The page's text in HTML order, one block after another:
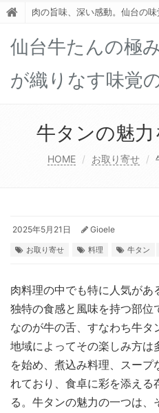
肉の旨味、深い感動。仙台の味
仙台牛たんの極
が織りなす味覚
牛タンの魅
HOME お取り寄せ
2025年5月21日 Gioele
お取り寄せ 料理 牛タン
肉料理の中でも特に人気があ
独特の食感と風味を持つ部位
なのが牛の舌、すなわち牛
地域によってその楽しみ方は
を始め、煮込み料理、スープ
れており、食卓に彩を添える
る。牛タンの魅力の一つは